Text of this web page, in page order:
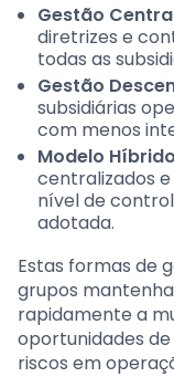
Gestão
diretrizes e
todas as
Gestão
subsidiárias
com menos
Modelo Híbrido
centralizados
nível de
adotada.
Estas formas de
grupos
rapidamente a
oportunidades
riscos em